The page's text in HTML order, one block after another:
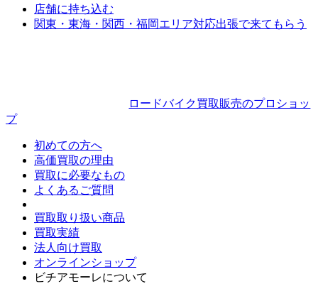
店舗に持ち込む
関東・東海・関西・福岡エリア対応出張で来てもらう
ロードバイク買取販売のプロショッ
プ
初めての方へ
高価買取の理由
買取に必要なもの
よくあるご質問
買取取り扱い商品
買取実績
法人向け買取
オンラインショップ
ビチアモーレについて